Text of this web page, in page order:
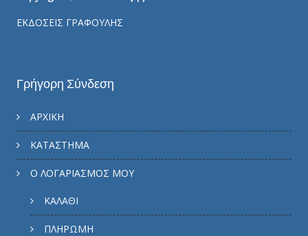
ΕΚΔΟΣΕΙΣ ΓΡΑΦΟΥΛΗΣ
Γρήγορη Σύνδεση
ΑΡΧΙΚΗ
ΚΑΤΑΣΤΗΜΑ
Ο ΛΟΓΑΡΙΑΣΜΟΣ ΜΟΥ
ΚΑΛΑΘΙ
ΠΛΗΡΩΜΗ